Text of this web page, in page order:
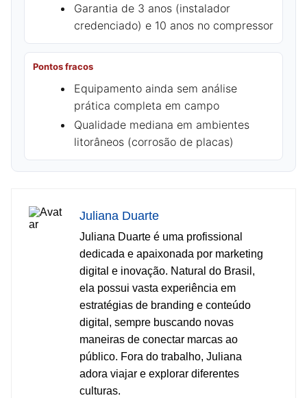
Garantia de 3 anos (instalador
credenciado) e 10 anos no compressor
Pontos fracos
Equipamento ainda sem análise
prática completa em campo
Qualidade mediana em ambientes
litorâneos (corrosão de placas)
Juliana Duarte
Juliana Duarte é uma profissional
dedicada e apaixonada por marketing
digital e inovação. Natural do Brasil,
ela possui vasta experiência em
estratégias de branding e conteúdo
digital, sempre buscando novas
maneiras de conectar marcas ao
público. Fora do trabalho, Juliana
adora viajar e explorar diferentes
culturas.